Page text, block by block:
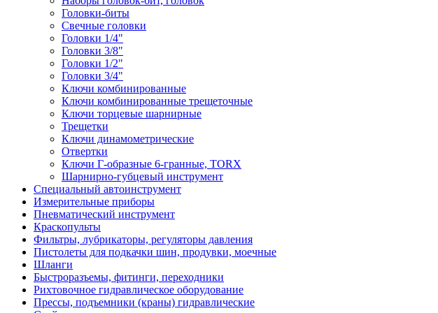
Головки-биты
Свечные головки
Головки 1/4"
Головки 3/8"
Головки 1/2"
Головки 3/4"
Ключи комбинированные
Ключи комбинированные трещеточные
Ключи торцевые шарнирные
Трещетки
Ключи динамометрические
Отвертки
Ключи Г-образные 6-гранные, TORX
Шарнирно-губцевый инструмент
Специальный автоинструмент
Измерительные приборы
Пневматический инструмент
Краскопульты
Фильтры, лубрикаторы, регуляторы давления
Пистолеты для подкачки шин, продувки, моечные
Шланги
Быстроразъемы, фитинги, переходники
Рихтовочное гидравлическое оборудование
Прессы, подъемники (краны) гидравлические